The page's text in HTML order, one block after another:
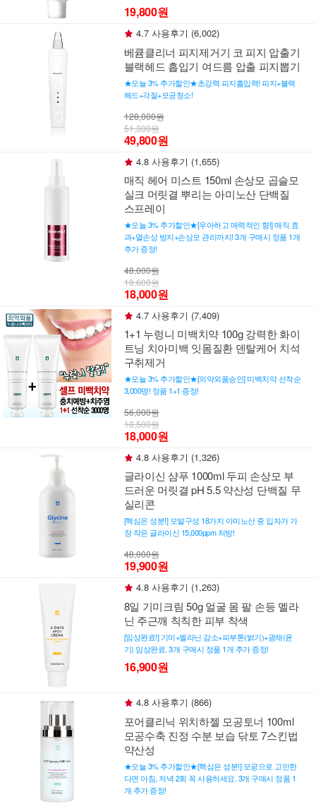
19,800원
4.7 사용후기 (6,002)
베큠클리너 피지제거기 코 피지 압출기
블랙헤드 흡입기 여드름 압출 피지뽑기
★오늘 3% 추가할인★초강력 피지흡입력! 피지+블랙
헤드+각질+모공청소!
128,000원
51,300원
49,800원
4.8 사용후기 (1,655)
매직 헤어 미스트 150ml 손상모 곱슬모
실크 머릿결 뿌리는 아미노산 단백질
스프레이
★오늘 3% 추가할인★[우아하고 매력적인 향!] 매직 효
과+열손상 방지+손상모 관리까지! 3개 구매시 정품 1개
추가 증정!
48,000원
18,600원
18,000원
4.7 사용후기 (7,409)
1+1 누렁니 미백치약 100g 강력한 화이
트닝 치아미백 잇몸질환 덴탈케어 치석
구취제거
★오늘 3% 추가할인★[의약외품승인] 미백치약 선착순
3,000명! 정품 1+1 증정!
56,000원
18,500원
18,000원
4.8 사용후기 (1,326)
글라이신 샴푸 1000ml 두피 손상모 부
드러운 머릿결 pH 5.5 약산성 단백질 무
실리콘
[핵심은 성분!] 모발구성 18가지 아미노산 중 입자가 가
장 작은 글라이신 15,000ppm 처방!
48,000원
19,900원
4.8 사용후기 (1,263)
8일 기미크림 50g 얼굴 몸 팔 손등 멜라
닌 주근깨 칙칙한 피부 착색
[임상완료!] 기미+멜라닌 감소+피부톤(밝기)+광채(윤
기) 임상완료. 3개 구매시 정품 1개 추가 증정!
16,900원
4.8 사용후기 (866)
포어클리닉 위치하젤 모공토너 100ml
모공수축 진정 수분 보습 닦토 7스킨법
약산성
★오늘 3% 추가할인★[핵심은 성분!] 모공으로 고민한
다면 아침, 저녁 2회 꼭 사용하세요. 3개 구매시 정품 1
개 추가 증정!